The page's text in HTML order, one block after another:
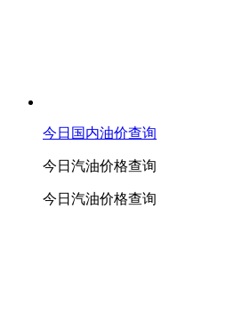
今日国内油价查询
今日汽油价格查询
今日汽油价格查询